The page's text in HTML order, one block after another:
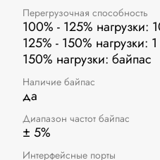
Перегрузочная способность
100% - 125% нагрузки:
125% - 150% нагрузки:
150% нагрузки: байпас
Наличие байпас
да
Диапазон частот байпас
± 5%
Интерфейсные порты